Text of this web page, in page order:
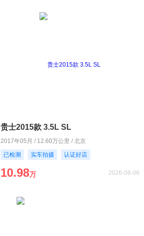
贵士2015款 3.5L SL
2017年05月 / 12.60万公里 / 北京
已检测
实车拍摄 认证好店
10.98万 2026-08-06